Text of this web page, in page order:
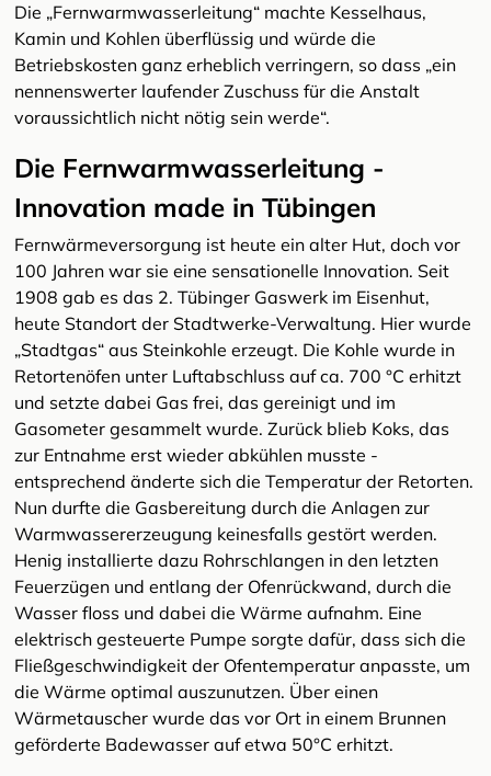
Die „Fernwarmwasserleitung“ machte Kesselhaus,
Kamin und Kohlen überflüssig und würde die
Betriebskosten ganz erheblich verringern, so dass „ein
nennenswerter laufender Zuschuss für die Anstalt
voraussichtlich nicht nötig sein werde“.
Die Fernwarmwasserleitung -
Innovation made in Tübingen
Fernwärmeversorgung ist heute ein alter Hut, doch vor
100 Jahren war sie eine sensationelle Innovation. Seit
1908 gab es das 2. Tübinger Gaswerk im Eisenhut,
heute Standort der Stadtwerke-Verwaltung. Hier wurde
„Stadtgas“ aus Steinkohle erzeugt. Die Kohle wurde in
Retortenöfen unter Luftabschluss auf ca. 700 °C erhitzt
und setzte dabei Gas frei, das gereinigt und im
Gasometer gesammelt wurde. Zurück blieb Koks, das
zur Entnahme erst wieder abkühlen musste -
entsprechend änderte sich die Temperatur der Retorten.
Nun durfte die Gasbereitung durch die Anlagen zur
Warmwassererzeugung keinesfalls gestört werden.
Henig installierte dazu Rohrschlangen in den letzten
Feuerzügen und entlang der Ofenrückwand, durch die
Wasser floss und dabei die Wärme aufnahm. Eine
elektrisch gesteuerte Pumpe sorgte dafür, dass sich die
Fließgeschwindigkeit der Ofentemperatur anpasste, um
die Wärme optimal auszunutzen. Über einen
Wärmetauscher wurde das vor Ort in einem Brunnen
geförderte Badewasser auf etwa 50°C erhitzt.